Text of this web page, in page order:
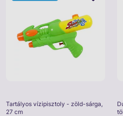
Tartályos vízipisztoly - zöld-sárga,
27 cm